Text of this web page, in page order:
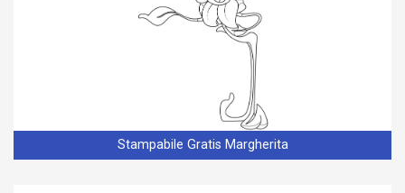
Stampabile Gratis Margherita